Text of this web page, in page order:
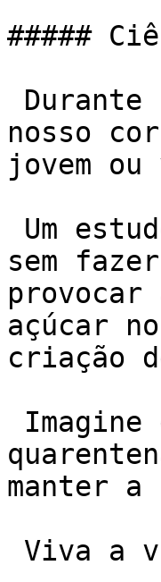
#####
nosso
jovem
sem
açúcar
criação
manter